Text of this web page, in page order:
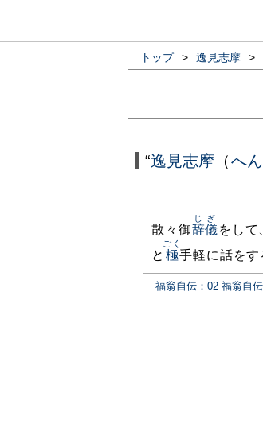
トップ > 逸見志摩 >
“逸見志摩 （へ
散々御辞儀
じぎ
をして
と 極
ごく
手軽に話を
福翁自伝：02 福翁自伝